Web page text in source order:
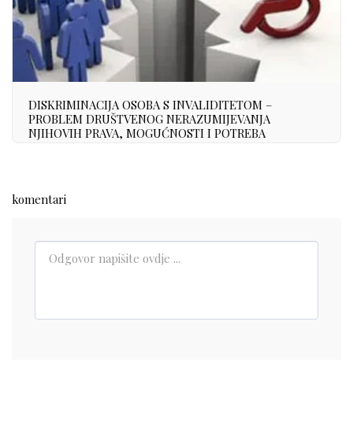
DISKRIMINACIJA OSOBA S INVALIDITETOM –
PROBLEM DRUŠTVENOG NERAZUMIJEVANJA
NJIHOVIH PRAVA, MOGUĆNOSTI I POTREBA
komentari